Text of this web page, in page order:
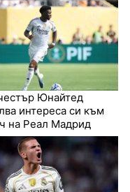
Юнайтед
интереса си към
на Реал Мадрид